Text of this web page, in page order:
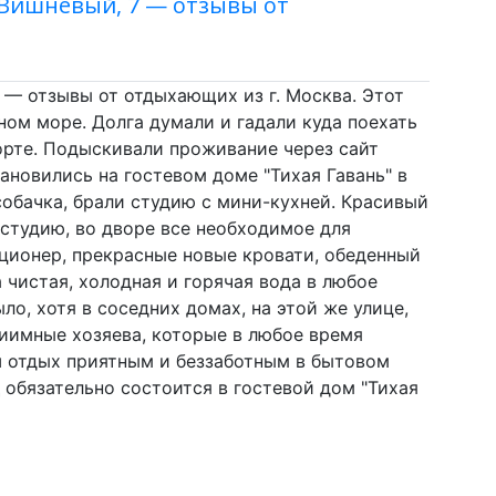
— отзывы от отдыхающих из г. Москва. Этот
море. Долга думали и гадали куда поехать
Подыскивали проживание через сайт
на гостевом доме "Тихая Гавань" в
брали студию с мини-кухней. Красивый
во дворе все необходимое для
прекрасные новые кровати, обеденный
холодная и горячая вода в любое
хотя в соседних домах, на этой же улице,
хозяева, которые в любое время
приятным и беззаботным в бытовом
состоится в гостевой дом "Тихая